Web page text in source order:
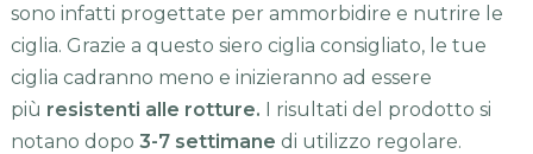
sono infatti progettate per ammorbidire e nutrire le
ciglia. Grazie a questo siero ciglia consigliato, le tue
ciglia cadranno meno e inizieranno ad essere
più resistenti alle rotture. I risultati del prodotto si
notano dopo 3-7 settimane di utilizzo regolare.